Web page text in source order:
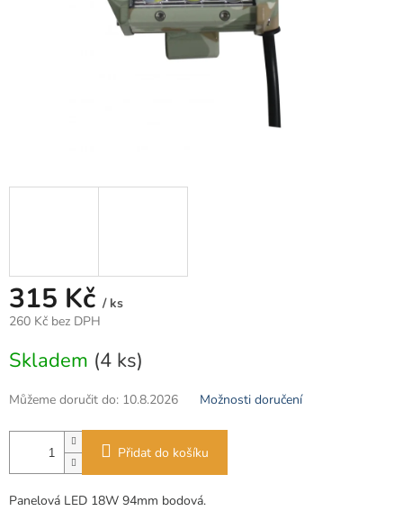
315 Kč / ks
260 Kč bez DPH
cena:
Skladem (4 ks)
Můžeme doručit do: 10.8.2026 Možnosti doručení
Přidat do košíku
Panelová LED 18W 94mm bodová.